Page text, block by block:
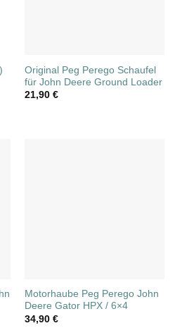
Original Peg Perego Schaufel
für John Deere Ground Loader
21,90 €
Motorhaube Peg Perego John
Deere Gator HPX / 6×4
34,90 €